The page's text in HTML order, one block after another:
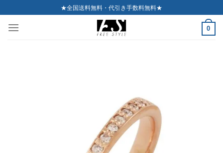
to
content
★全国送料無料・代引き手数料無料★
0